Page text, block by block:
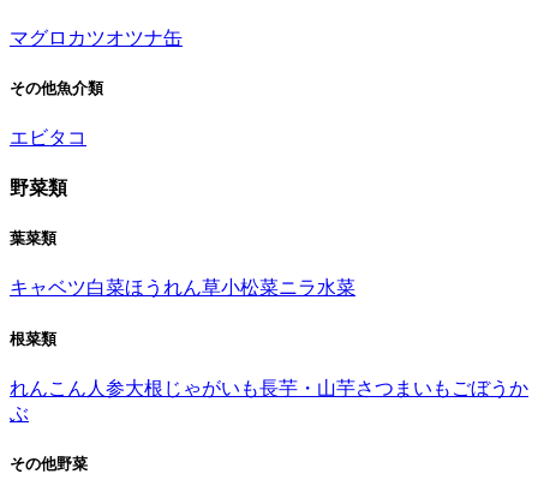
マグロ カツオツナ缶
その他魚介類
エビタコ
野菜類
葉菜類
キャベツ白菜ほうれん草小松菜ニラ水菜
根菜類
れんこん 人参大根 じゃがいも長芋・山芋さつまいも ごぼう か
ぶ
その他野菜